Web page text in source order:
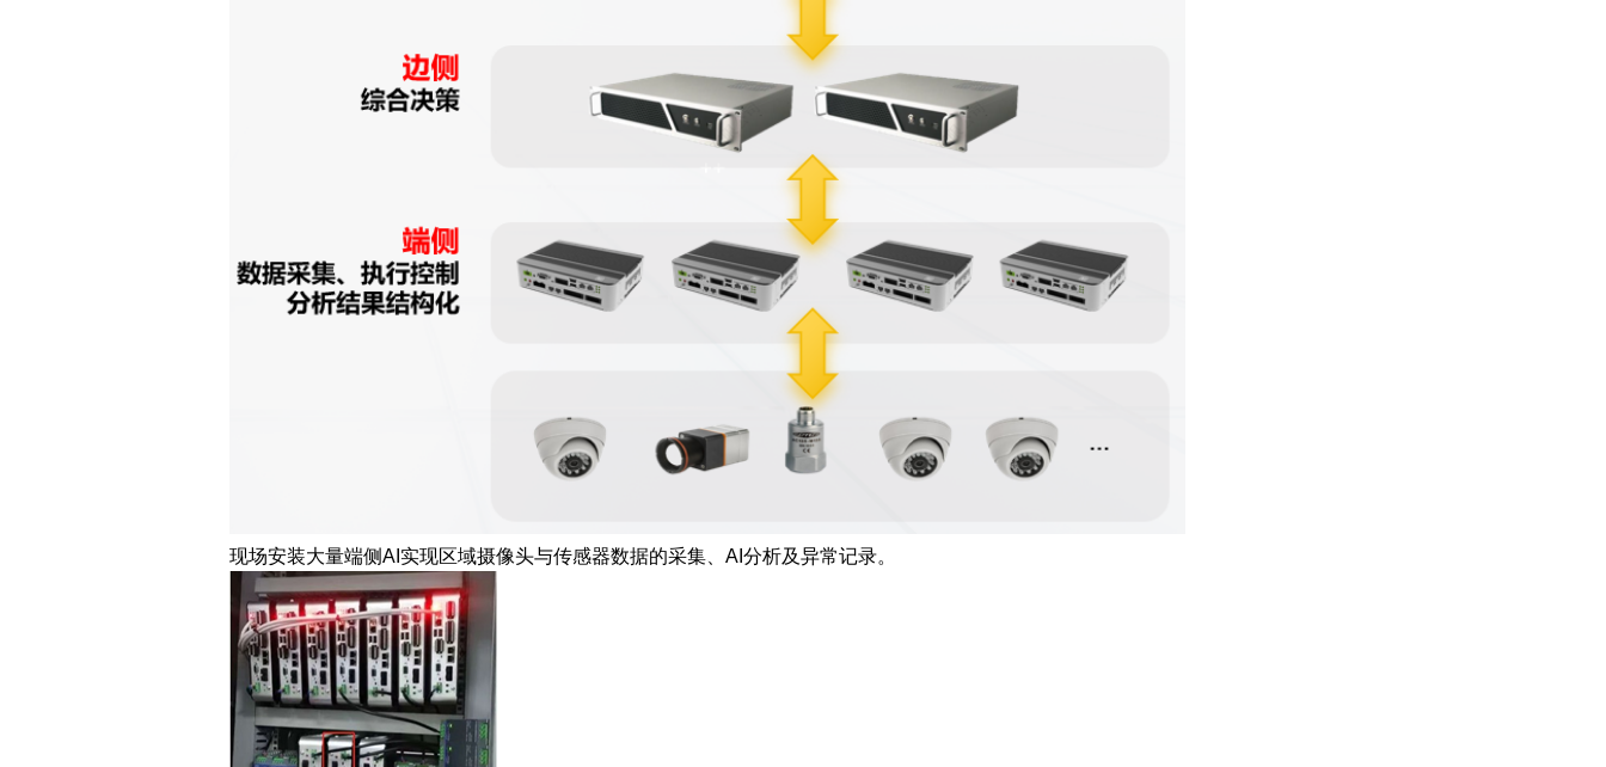
现场安装大量端侧AI实现区域摄像头与传感器数据的采集、AI分析及异常记录。